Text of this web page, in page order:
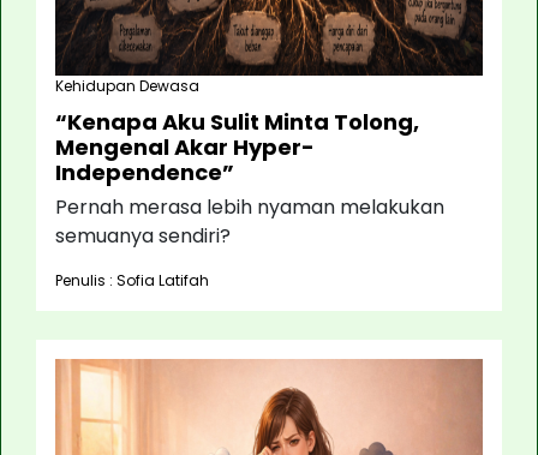
Kehidupan Dewasa
“Kenapa Aku Sulit Minta Tolong,
Mengenal Akar Hyper-
Independence”
Pernah merasa lebih nyaman melakukan
semuanya sendiri?
Penulis : Sofia Latifah